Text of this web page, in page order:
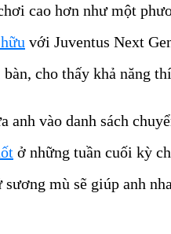
cao hơn như một
với Juventus Next
cho thấy khả năng
anh vào danh sách
ở những tuần cuối kỳ
mù sẽ giúp anh